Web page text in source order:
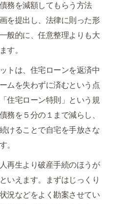
務を減額してもらう方法
を提出し、法律に則った形
般的に、任意整理よりも大
す。
トは、住宅ローンを返済中
ムを失わずに済むという点
住宅ローン特則」という規
務を５分の１まで減らし、
けることで自宅を手放さな
。
再生より破産手続のほうが
いえます。まずはじっくり
況などをよく勘案させてい